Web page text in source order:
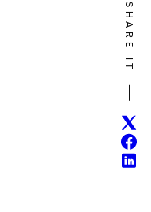
SHARE IT